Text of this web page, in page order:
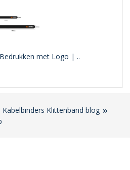
met Logo | ..
Kabelbinders Klittenband blog